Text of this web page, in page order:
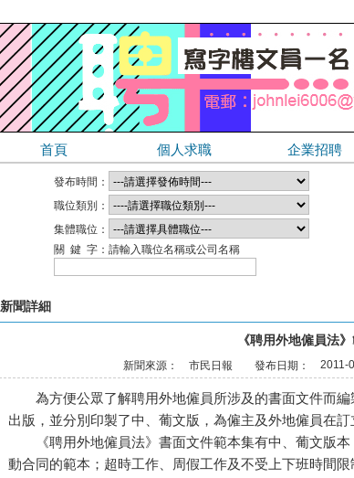
首頁 個人求職 企業招聘
發布時間：
職位類別：
集體職位：
關 鍵 字： 請輸入職位名稱或公司名稱
新聞詳細
《聘用外地僱員法
新聞來源： 市民日報 發布日期： 2011-
為方便公眾了解聘用外地僱員所涉及的書面文件而編
出版，並分別印製了中、葡文版，為僱主及外地僱員在
《聘用外地僱員法》書面文件範本集有中、葡文版本
動合同的範本；超時工作、周假工作及不受上下班時間